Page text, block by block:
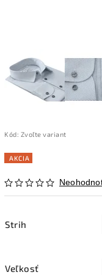
Kód: Zvoľte variant
AKCIA
Strih
Veľkosť